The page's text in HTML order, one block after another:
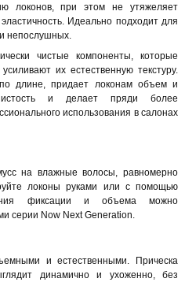
локонов, при этом не утяжеляет
Идеально подходит для
и непослушных.
чистые компоненты, которые
их естественную текстуру.
длине, придает локонам объем и
и делает пряди более
использования в салонах
на влажные волосы, равномерно
локоны руками или с помощью
фиксации и объема можно
серии Now Next Generation.
и естественными. Прическа
динамично и ухоженно, без